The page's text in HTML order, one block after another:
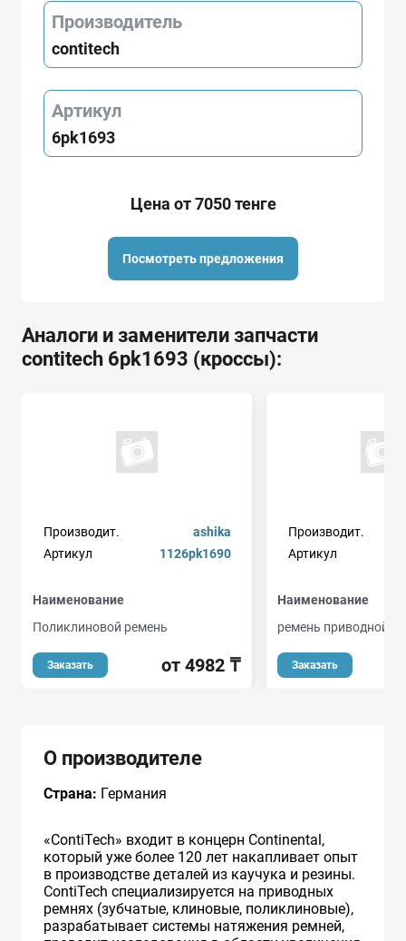
Производитель
contitech
Артикул
6pk1693
Цена от 7050 тенге
Посмотреть предложения
Аналоги и заменители запчасти
contitech 6pk1693 (кроссы):
Производит.
ashika
Артикул
1126pk1690
Наименование
Поликлиновой ремень
Заказать от 4982 ₸
Производит.
Артикул
Наименование
ремень приводной
Заказать
О производителе
Страна: Германия
«ContiTech» входит в концерн Continental,
который уже более 120 лет накапливает опыт
в производстве деталей из каучука и резины.
ContiTech специализируется на приводных
ремнях (зубчатые, клиновые, поликлиновые),
разрабатывает системы натяжения ремней,